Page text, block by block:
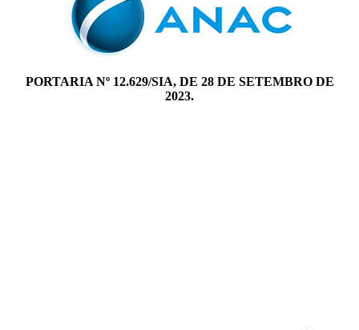
PORTARIA Nº 12.629/SIA, DE 28 DE SETEMBRO DE
2023.